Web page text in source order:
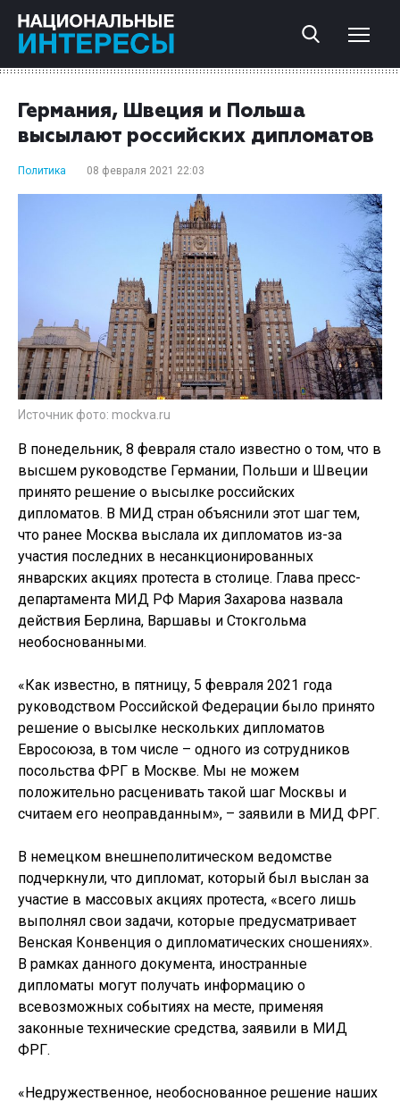
Германия, Швеция и Польша
высылают российских дипломатов
Политика 08 февраля 2021 22:03
Источник фото: mockva.ru
В понедельник, 8 февраля стало известно о том, что в
высшем руководстве Германии, Польши и Швеции
принято решение о высылке российских
дипломатов. В МИД стран объяснили этот шаг тем,
что ранее Москва выслала их дипломатов из-за
участия последних в несанкционированных
январских акциях протеста в столице. Глава пресс-
департамента МИД РФ Мария Захарова назвала
действия Берлина, Варшавы и Стокгольма
необоснованными.
«Как известно, в пятницу, 5 февраля 2021 года
руководством Российской Федерации было принято
решение о высылке нескольких дипломатов
Евросоюза, в том числе – одного из сотрудников
посольства ФРГ в Москве. Мы не можем
положительно расценивать такой шаг Москвы и
считаем его неоправданным», – заявили в МИД ФРГ.
В немецком внешнеполитическом ведомстве
подчеркнули, что дипломат, который был выслан за
участие в массовых акциях протеста, «всего лишь
выполнял свои задачи, которые предусматривает
Венская Конвенция о дипломатических сношениях».
В рамках данного документа, иностранные
дипломаты могут получать информацию о
всевозможных событиях на месте, применяя
законные технические средства, заявили в МИД
ФРГ.
«Недружественное, необоснованное решение наших